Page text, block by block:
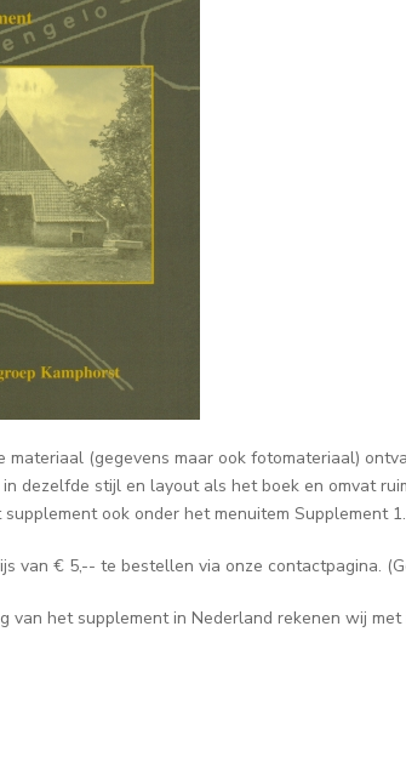
materiaal (gegevens maar ook fotomateriaal)
dezelfde stijl en layout als het boek en omvat
ook onder het menuitem Supplement 1.
van € 5,-- te bestellen via onze contactpagina.
van het supplement in Nederland rekenen wij